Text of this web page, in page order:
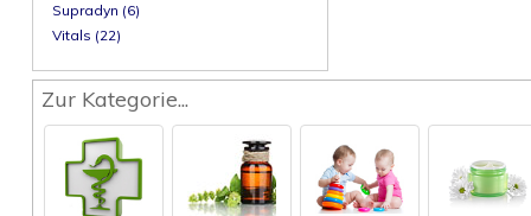
Supradyn (6)
Vitals (22)
Zur Kategorie...